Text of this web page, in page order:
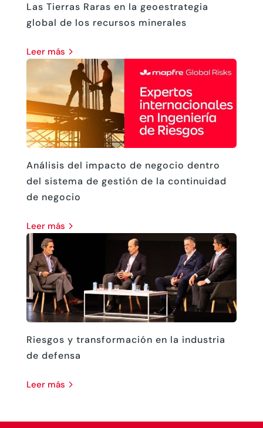
Las Tierras Raras en la geoestrategia
global de los recursos minerales
leer más
Análisis del impacto de negocio dentro
del sistema de gestión de la continuidad
de negocio
leer más
Riesgos y transformación en la industria
de defensa
leer más